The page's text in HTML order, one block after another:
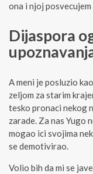
ona i njoj posvecujem
Dijaspora
A meni je posluzio
zeljom za starim
tesko pronaci nekog
zarade. Za nas Yugo
mogao ici svojima
se demotivirao.
Volio bih da mi se